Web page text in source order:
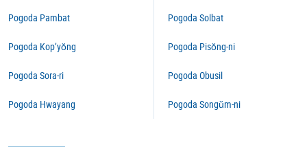
Pogoda Pambat
Pogoda Kop’yŏng
Pogoda Sora-ri
Pogoda Hwayang
Pogoda Solbat
Pogoda Pisŏng-ni
Pogoda Obusil
Pogoda Songŭm-ni